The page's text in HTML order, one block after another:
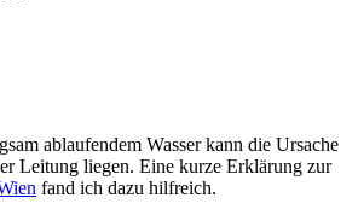
ablaufendem Wasser kann die Ursache
Leitung liegen. Eine kurze Erklärung zur
fand ich dazu hilfreich.